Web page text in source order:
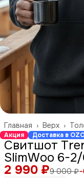
Верх ›
Главная ›
Акция Доставка в
Свитшот
SlimWoo 6-
2 990 ₽9 000 ₽−